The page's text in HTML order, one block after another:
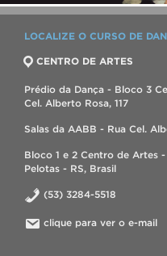
LOCALIZE O CURSO DE
CENTRO DE ARTES
Prédio da Dança - Bloco 3
Cel. Alberto Rosa, 117
Salas da AABB - Rua Cel.
Bloco 1 e 2 Centro de Artes
Pelotas - RS, Brasil
(53) 3284-5518
clique para ver o e-mail